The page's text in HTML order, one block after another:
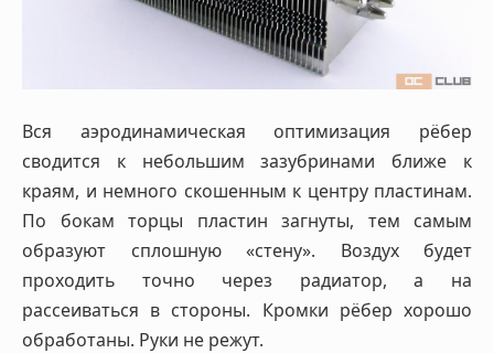
Вся аэродинамическая оптимизация рёбер
сводится к небольшим зазубринами ближе к
краям, и немного скошенным к центру пластинам.
По бокам торцы пластин загнуты, тем самым
образуют сплошную «стену». Воздух будет
проходить точно через радиатор, а на
рассеиваться в стороны. Кромки рёбер хорошо
обработаны. Руки не режут.